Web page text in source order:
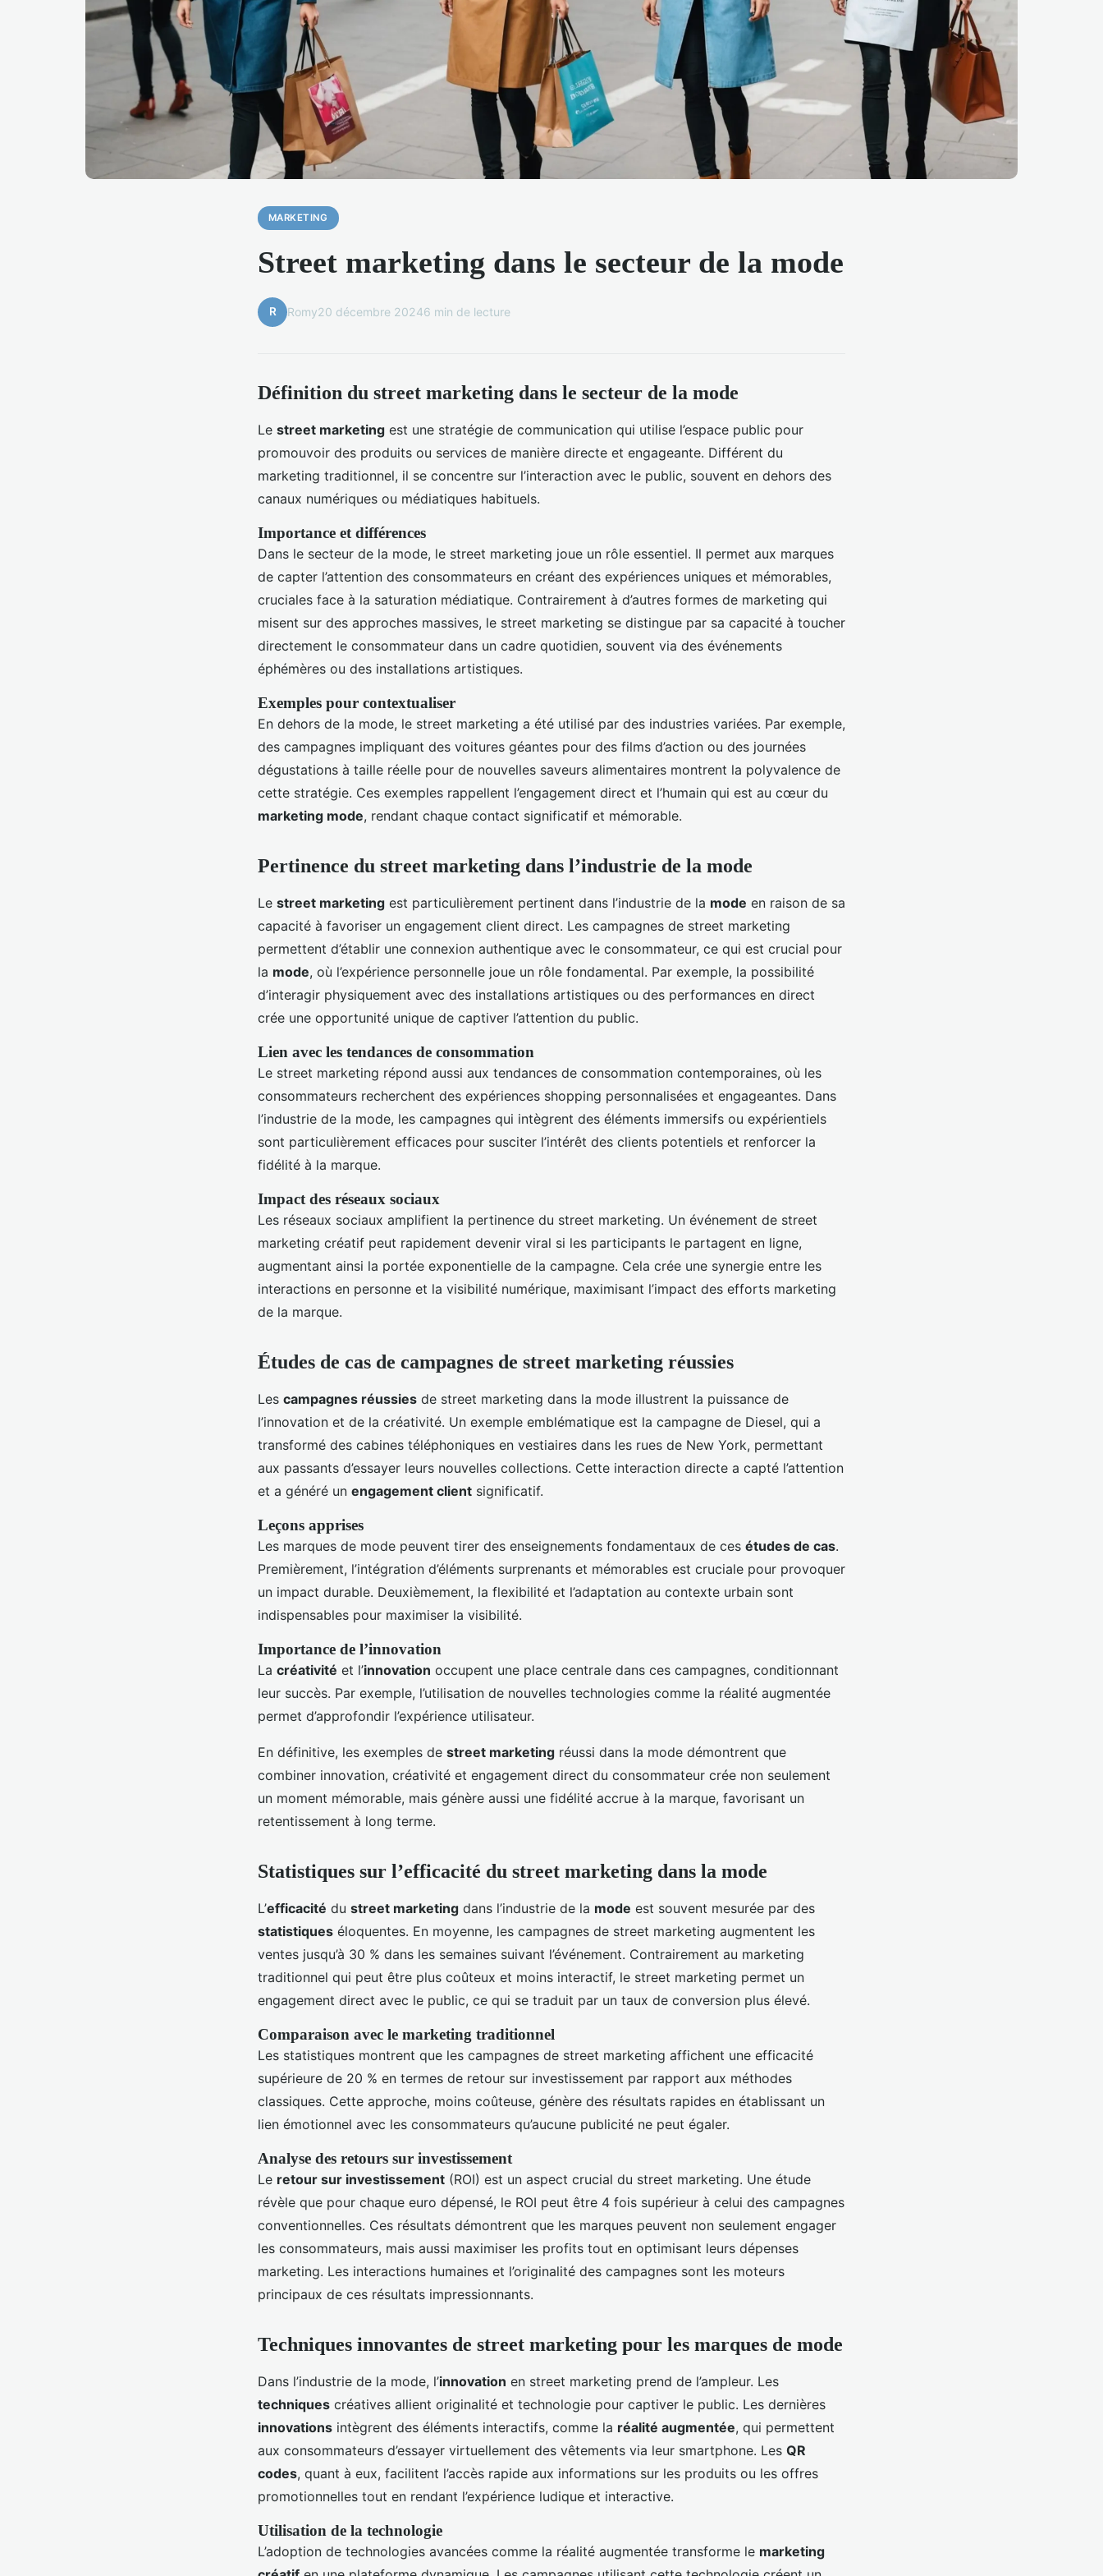
MARKETING
Street marketing dans le secteur de la mode
R Romy20 décembre 20246 min de lecture
Définition du street marketing dans le secteur de la mode
Le street marketing est une stratégie de communication qui utilise l’espace public pour
promouvoir des produits ou services de manière directe et engageante. Différent du
marketing traditionnel, il se concentre sur l’interaction avec le public, souvent en dehors des
canaux numériques ou médiatiques habituels.
Importance et différences
Dans le secteur de la mode, le street marketing joue un rôle essentiel. Il permet aux marques
de capter l’attention des consommateurs en créant des expériences uniques et mémorables,
cruciales face à la saturation médiatique. Contrairement à d’autres formes de marketing qui
misent sur des approches massives, le street marketing se distingue par sa capacité à toucher
directement le consommateur dans un cadre quotidien, souvent via des événements
éphémères ou des installations artistiques.
Exemples pour contextualiser
En dehors de la mode, le street marketing a été utilisé par des industries variées. Par exemple,
des campagnes impliquant des voitures géantes pour des films d’action ou des journées
dégustations à taille réelle pour de nouvelles saveurs alimentaires montrent la polyvalence de
cette stratégie. Ces exemples rappellent l’engagement direct et l’humain qui est au cœur du
marketing mode, rendant chaque contact significatif et mémorable.
Pertinence du street marketing dans l’industrie de la mode
Le street marketing est particulièrement pertinent dans l’industrie de la mode en raison de sa
capacité à favoriser un engagement client direct. Les campagnes de street marketing
permettent d’établir une connexion authentique avec le consommateur, ce qui est crucial pour
la mode, où l’expérience personnelle joue un rôle fondamental. Par exemple, la possibilité
d’interagir physiquement avec des installations artistiques ou des performances en direct
crée une opportunité unique de captiver l’attention du public.
Lien avec les tendances de consommation
Le street marketing répond aussi aux tendances de consommation contemporaines, où les
consommateurs recherchent des expériences shopping personnalisées et engageantes. Dans
l’industrie de la mode, les campagnes qui intègrent des éléments immersifs ou expérientiels
sont particulièrement efficaces pour susciter l’intérêt des clients potentiels et renforcer la
fidélité à la marque.
Impact des réseaux sociaux
Les réseaux sociaux amplifient la pertinence du street marketing. Un événement de street
marketing créatif peut rapidement devenir viral si les participants le partagent en ligne,
augmentant ainsi la portée exponentielle de la campagne. Cela crée une synergie entre les
interactions en personne et la visibilité numérique, maximisant l’impact des efforts marketing
de la marque.
Études de cas de campagnes de street marketing réussies
Les campagnes réussies de street marketing dans la mode illustrent la puissance de
l’innovation et de la créativité. Un exemple emblématique est la campagne de Diesel, qui a
transformé des cabines téléphoniques en vestiaires dans les rues de New York, permettant
aux passants d’essayer leurs nouvelles collections. Cette interaction directe a capté l’attention
et a généré un engagement client significatif.
Leçons apprises
Les marques de mode peuvent tirer des enseignements fondamentaux de ces études de cas.
Premièrement, l’intégration d’éléments surprenants et mémorables est cruciale pour provoquer
un impact durable. Deuxièmement, la flexibilité et l’adaptation au contexte urbain sont
indispensables pour maximiser la visibilité.
Importance de l’innovation
La créativité et l’innovation occupent une place centrale dans ces campagnes, conditionnant
leur succès. Par exemple, l’utilisation de nouvelles technologies comme la réalité augmentée
permet d’approfondir l’expérience utilisateur.
En définitive, les exemples de street marketing réussi dans la mode démontrent que
combiner innovation, créativité et engagement direct du consommateur crée non seulement
un moment mémorable, mais génère aussi une fidélité accrue à la marque, favorisant un
retentissement à long terme.
Statistiques sur l’efficacité du street marketing dans la mode
L’efficacité du street marketing dans l’industrie de la mode est souvent mesurée par des
statistiques éloquentes. En moyenne, les campagnes de street marketing augmentent les
ventes jusqu’à 30 % dans les semaines suivant l’événement. Contrairement au marketing
traditionnel qui peut être plus coûteux et moins interactif, le street marketing permet un
engagement direct avec le public, ce qui se traduit par un taux de conversion plus élevé.
Comparaison avec le marketing traditionnel
Les statistiques montrent que les campagnes de street marketing affichent une efficacité
supérieure de 20 % en termes de retour sur investissement par rapport aux méthodes
classiques. Cette approche, moins coûteuse, génère des résultats rapides en établissant un
lien émotionnel avec les consommateurs qu’aucune publicité ne peut égaler.
Analyse des retours sur investissement
Le retour sur investissement (ROI) est un aspect crucial du street marketing. Une étude
révèle que pour chaque euro dépensé, le ROI peut être 4 fois supérieur à celui des campagnes
conventionnelles. Ces résultats démontrent que les marques peuvent non seulement engager
les consommateurs, mais aussi maximiser les profits tout en optimisant leurs dépenses
marketing. Les interactions humaines et l’originalité des campagnes sont les moteurs
principaux de ces résultats impressionnants.
Techniques innovantes de street marketing pour les marques de mode
Dans l’industrie de la mode, l’innovation en street marketing prend de l’ampleur. Les
techniques créatives allient originalité et technologie pour captiver le public. Les dernières
innovations intègrent des éléments interactifs, comme la réalité augmentée, qui permettent
aux consommateurs d’essayer virtuellement des vêtements via leur smartphone. Les QR
codes, quant à eux, facilitent l’accès rapide aux informations sur les produits ou les offres
promotionnelles tout en rendant l’expérience ludique et interactive.
Utilisation de la technologie
L’adoption de technologies avancées comme la réalité augmentée transforme le marketing